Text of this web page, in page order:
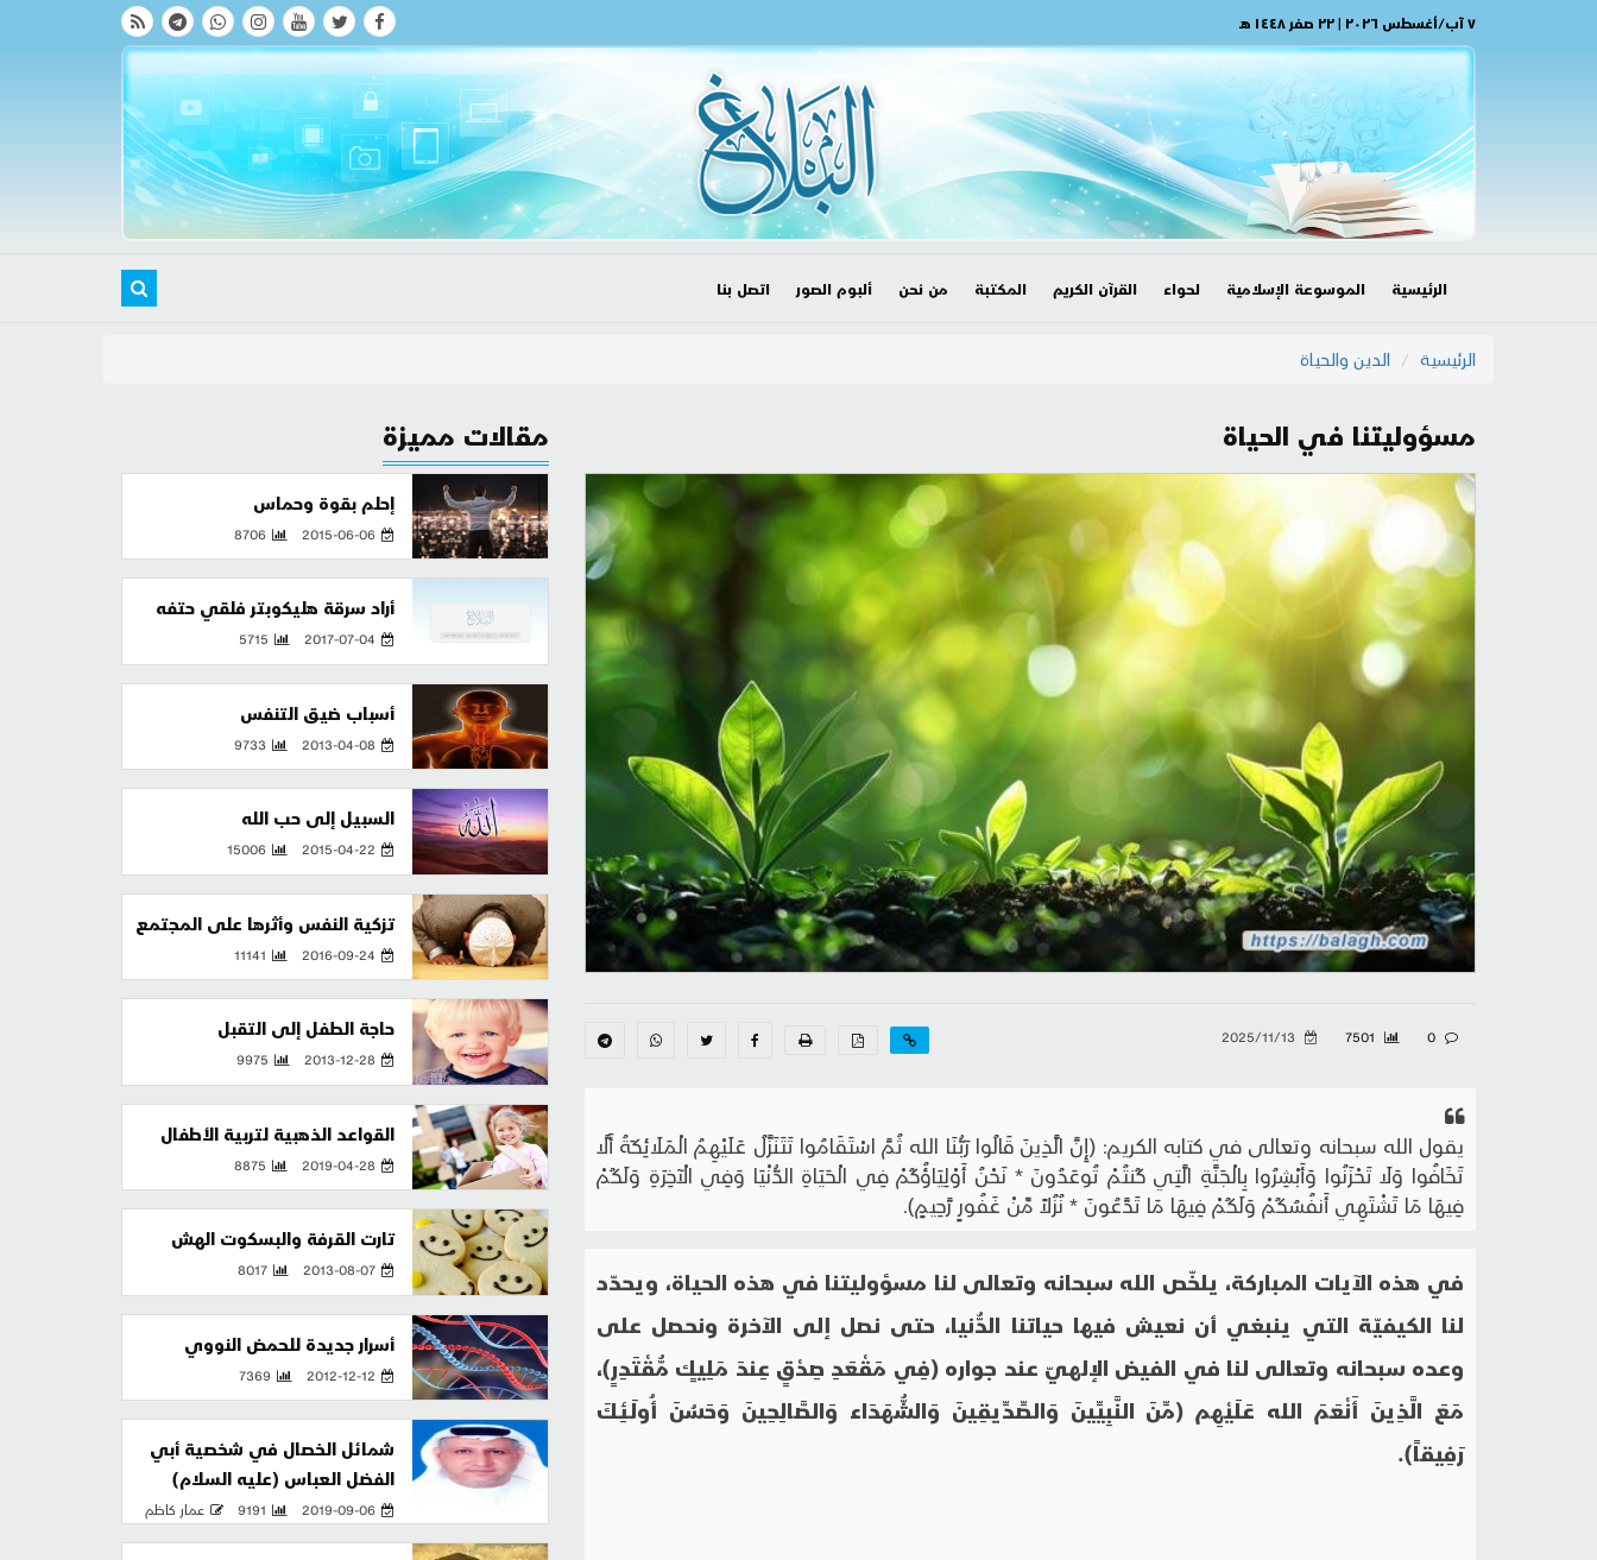
٧ آب/أغسطس ٢٠٢٦ | ٢٢ صفر ١٤٤٨ هـ
الرئيسية الموسوعة الإسلامية لحواء القرآن الكريم المكتبة من نحن ألبوم الصور اتصل بنا
الرئيسية الدين والحياة
مسؤوليتنا في الحياة
0
يقول الله سبحانه وتعالى في كتابه الكريم: (إِنَّ الَّذِينَ قَالُوا رَبُّنَا الله ثُمَّ اسْتَقَامُوا تَتَنَزَّلُ عَلَيْهِمُ الْمَلَائِكَةُ أَلَّا
تَخَافُوا وَلَا تَحْزَنُوا وَأَبْشِرُوا بِالْجَنَّةِ الَّتِي كُنتُمْ تُوعَدُونَ * نَحْنُ أَوْلِيَاؤُكُمْ فِي الْحَيَاةِ الدُّنْيَا وَفِي الْآخِرَةِ وَلَكُمْ
فِيهَا مَا تَشْتَهِي أَنفُسُكُمْ وَلَكُمْ فِيهَا مَا تَدَّعُونَ * نُزُلاً مِّنْ غَفُورٍ رَّحِيمٍ).
في هذه الآيات المباركة، يلخّص الله سبحانه وتعالى لنا مسؤوليتنا في هذه الحياة، ويحدّد
لنا الكيفيّة التي ينبغي أن نعيش فيها حياتنا الدُّنيا، حتى نصل إلى الآخرة ونحصل على
وعده سبحانه وتعالى لنا في الفيض الإلهيّ عند جواره (فِي مَقْعَدِ صِدْقٍ عِندَ مَلِيكٍ مُّقْتَدِرٍ)،
مَعَ الَّذِينَ أَنْعَمَ الله عَلَيْهِم (مِّنَ النَّبِيِّينَ وَالصِّدِّيقِينَ وَالشُّهَدَاء وَالصَّالِحِينَ وَحَسُنَ أُولَـئِكَ
رَفِيقاً).
مقالات مميزة
إحلم بقوة وحماس
2015-06-06
8706
أراد سرقة هليكوبتر فلقي حتفه
2017-07-04
5715
أسباب ضيق التنفس
2013-04-08
9733
السبيل إلى حب الله
2015-04-22
15006
تزكية النفس وأثرها على المجتمع
2016-09-24
11141
حاجة الطفل إلى التقبل
2013-12-28
9975
القواعد الذهبية لتربية الأطفال
2019-04-28
8875
تارت القرفة والبسكوت الهش
2013-08-07
8017
أسرار جديدة للحمض النووي
2012-12-12
7369
شمائل الخصال في شخصية أبي
الفضل العباس (عليه السلام)
2019-09-06
9191 عمار كاظم